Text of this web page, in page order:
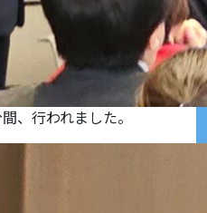
、行われました。